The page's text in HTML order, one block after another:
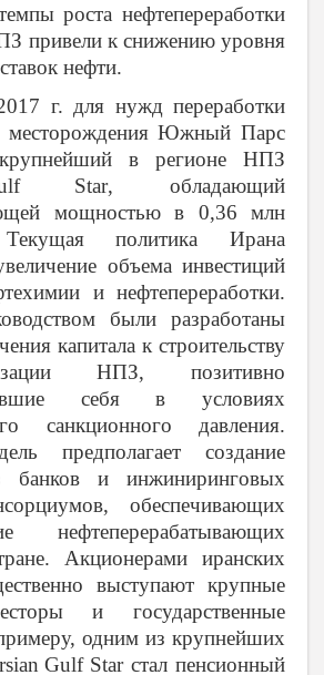
роста нефтепереработки
привели к снижению уровня
нефти.
нужд переработки
месторождения Южный Парс
в регионе НПЗ
Star, обладающий
мощностью в 0,36 млн
Текущая политика Ирана
объема инвестиций
и нефтепереработки.
были разработаны
капитала к строительству
НПЗ, позитивно
себя в условиях
санкционного давления.
предполагает создание
банков и инжиниринговых
обеспечивающих
нефтеперерабатывающих
Акционерами иранских
выступают крупные
и государственные
одним из крупнейших
Gulf Starстал пенсионный